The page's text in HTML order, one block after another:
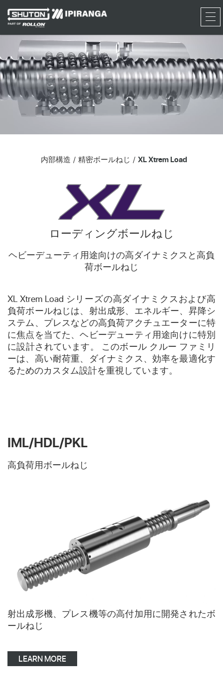
RFQ
内部構造 精密ボールねじ XL Xtrem Load
ローディングボールねじ
ヘビーデューティ用途向けの高ダイナミクスと高負
荷ボールねじ
XL Xtrem Load シリーズの高ダイナミクスおよび高
負荷ボールねじは、射出成形、エネルギー、昇降シ
ステム、プレスなどの高負荷アクチュエーターに特
に焦点を当てた、ヘビーデューティ用途向けに特別
に設計されています。 このボール クルー ファミリ
ーは、高い耐荷重、ダイナミクス、効率を最適化す
るためのカスタム設計を重視しています。
IML/HDL/PKL
高負荷用ボールねじ
射出成形機、プレス機等の高付加用に開発されたボ
ールねじ
LEARN MORE